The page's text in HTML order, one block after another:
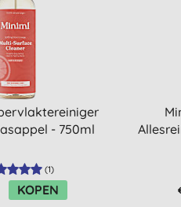
- 750ml
(1)
KOPEN